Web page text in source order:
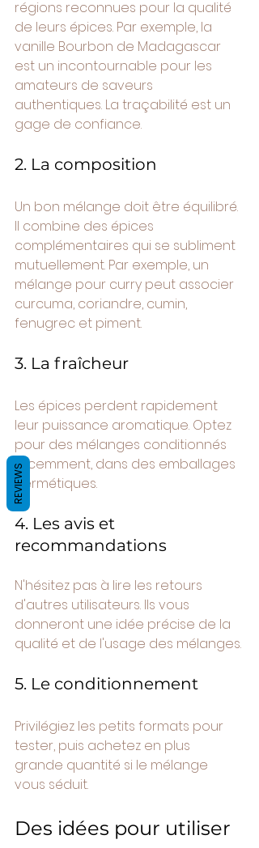
régions reconnues pour la qualité
de leurs épices. Par exemple, la
vanille Bourbon de Madagascar
est un incontournable pour les
amateurs de saveurs
authentiques. La traçabilité est un
gage de confiance.
2. La composition
Un bon mélange doit être équilibré.
Il combine des épices
complémentaires qui se subliment
mutuellement. Par exemple, un
mélange pour curry peut associer
curcuma, coriandre, cumin,
fenugrec et piment.
3. La fraîcheur
Les épices perdent rapidement
leur puissance aromatique. Optez
pour des mélanges conditionnés
récemment, dans des emballages
hermétiques.
4. Les avis et
recommandations
N'hésitez pas à lire les retours
d'autres utilisateurs. Ils vous
donneront une idée précise de la
qualité et de l'usage des mélanges.
5. Le conditionnement
Privilégiez les petits formats pour
tester, puis achetez en plus
grande quantité si le mélange
vous séduit.
Des idées pour utiliser
REVIEWS